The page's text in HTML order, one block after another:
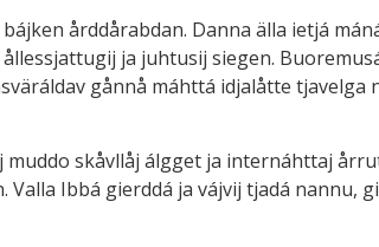
årddårabdan. Danna älla ietjá
ja juhtusij siegen.
gånnå máhttá idjalåtte
skåvllåj álgget ja internáhttaj
Ibbá gierddá ja vájvij tjadá nannu,